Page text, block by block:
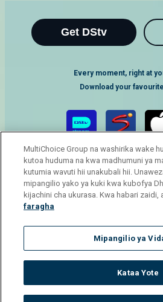
Get DStv
Every moment, right at
Download your
Responsible Disclosure Policy
Manage
© 2025 MultiChoice Africa
MultiChoice Group na washirika wake
kutoa huduma na kwa madhumuni ya
kutumia wavuti hii unakubali hii.
mipangilio yako ya kuki kwa kubofya
kijachini cha ukurasa. Kwa habari zaidi,
faragha
Mipangilio ya
Kataa Yote